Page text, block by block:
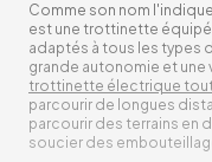
Comme son nom
est une trottinette
adaptés à tous les types
grande autonomie et une
trottinette électrique
parcourir de longues
parcourir des terrains en
soucier des